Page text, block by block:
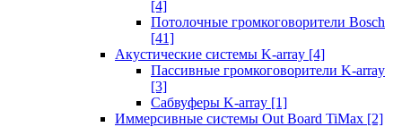
[4]
Потолочные громкоговорители Bosch
[41]
Акустические системы K-array [4]
Пассивные громкоговорители K-array
[3]
Сабвуферы K-array [1]
Иммерсивные системы Out Board TiMax [2]